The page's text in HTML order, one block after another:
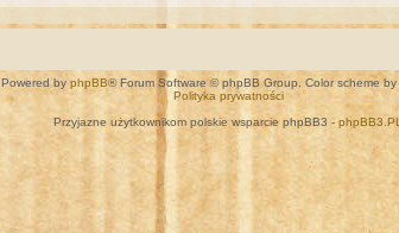
Powered by phpBB® Forum Software © phpBB Group. Color scheme by
Polityka prywatności
Przyjazne użytkownikom polskie wsparcie phpBB3 - phpBB3.PL